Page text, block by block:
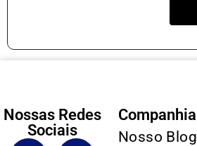
Nossas Redes
Sociais
Companhia
Nosso Blog